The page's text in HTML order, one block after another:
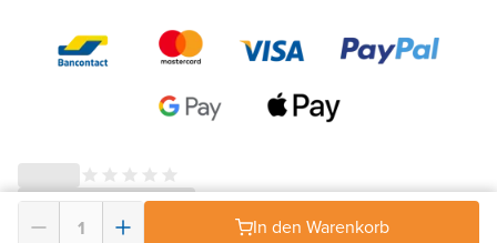
In den Warenkorb
© 2026 - X²O Badezimmer – USt-IdNr: BE0627.861.895-AGB Widerrufsrecht